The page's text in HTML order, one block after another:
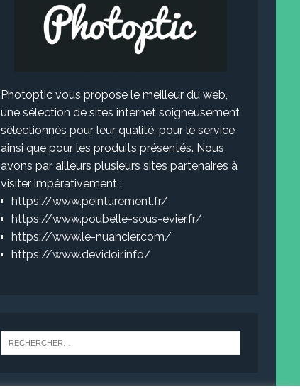
Photoptic vous propose le meilleur du web,
une sélection de sites internet soigneusement
sélectionnés pour leur qualité, pour le service
ainsi que pour les produits présentés. Nous
avons par ailleurs plusieurs sites partenaires à
visiter impérativement :
https://www.peinturement.fr/
https://www.poubelle-sous-evier.fr/
https://www.le-nuancier.com/
https://www.devidoir.info/